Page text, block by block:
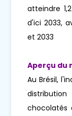
atteindre
d'ici 2033,
et 2033
Aperçu du
Au Brésil,
chocolatés